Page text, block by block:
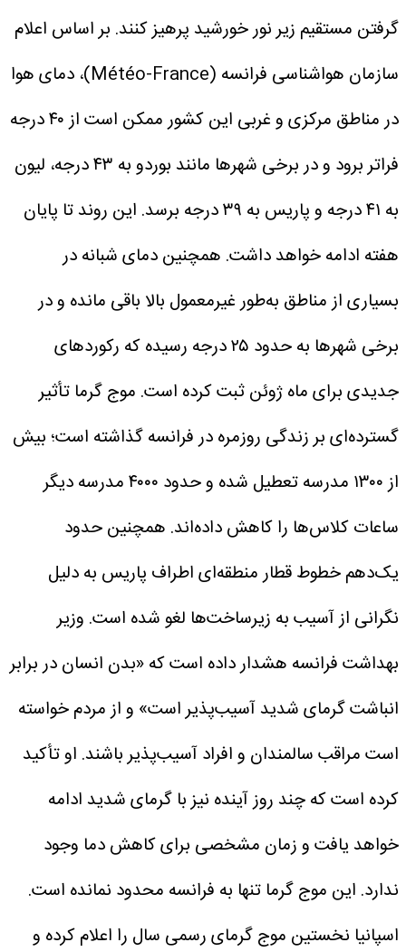
گرفتن مستقیم زیر نور خورشید پرهیز کنند. بر اساس اعلام
سازمان هواشناسی فرانسه (Météo-France)، دمای هوا
در مناطق مرکزی و غربی این کشور ممکن است از ۴۰ درجه
فراتر برود و در برخی شهرها مانند بوردو به ۴۳ درجه، لیون
به ۴۱ درجه و پاریس به ۳۹ درجه برسد. این روند تا پایان
هفته ادامه خواهد داشت. همچنین دمای شبانه در
بسیاری از مناطق به‌طور غیرمعمول بالا باقی مانده و در
برخی شهرها به حدود ۲۵ درجه رسیده که رکوردهای
جدیدی برای ماه ژوئن ثبت کرده است. موج گرما تأثیر
گسترده‌ای بر زندگی روزمره در فرانسه گذاشته است؛ بیش
از ۱۳۰۰ مدرسه تعطیل شده و حدود ۴۰۰۰ مدرسه دیگر
ساعات کلاس‌ها را کاهش داده‌اند. همچنین حدود
یک‌دهم خطوط قطار منطقه‌ای اطراف پاریس به دلیل
نگرانی از آسیب به زیرساخت‌ها لغو شده است. وزیر
بهداشت فرانسه هشدار داده است که «بدن انسان در برابر
انباشت گرمای شدید آسیب‌پذیر است» و از مردم خواسته
است مراقب سالمندان و افراد آسیب‌پذیر باشند. او تأکید
کرده است که چند روز آینده نیز با گرمای شدید ادامه
خواهد یافت و زمان مشخصی برای کاهش دما وجود
ندارد. این موج گرما تنها به فرانسه محدود نمانده است.
اسپانیا نخستین موج گرمای رسمی سال را اعلام کرده و